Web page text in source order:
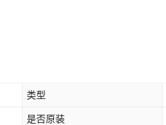
类型
是否原装